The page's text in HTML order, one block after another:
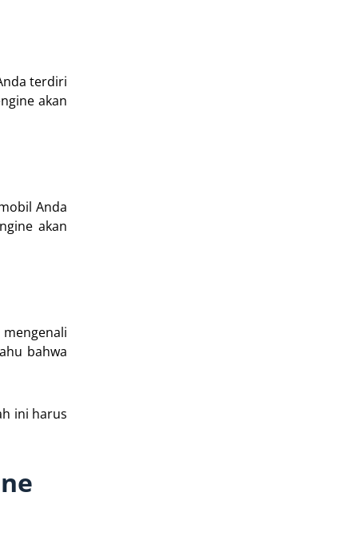
terdiri
akan
Anda
akan
bahwa
ini harus